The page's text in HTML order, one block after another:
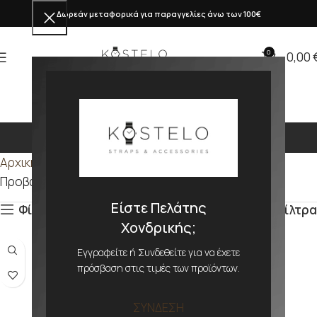
Είστε Πελάτης
Χονδρικής;
Εγγραφείτε ή Συνδεθείτε για να έχετε
πρόσβαση στις τιμές των προϊόντων.
ΣΥΝΔΕΣΗ
Δωρεάν μεταφορικά για παραγγελίες άνω των 100€
0 0,00
8mm
Αρχική σελίδα
Προβάλλονται όλα - 17 αποτελέσματα
Φίλτρα
Φίλτρα